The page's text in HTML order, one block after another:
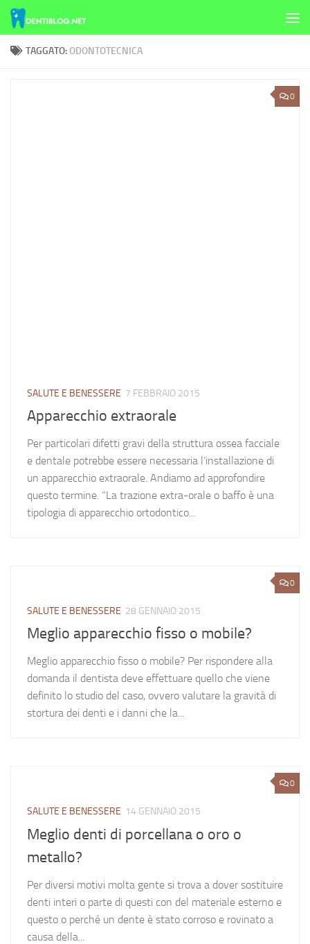
Skip to content
TAGGATO:ODONTOTECNICA
0
SALUTE E BENESSERE 7 FEBBRAIO 2015
Apparecchio extraorale
Per particolari difetti gravi della struttura ossea facciale
e dentale potrebbe essere necessaria l’installazione di
un apparecchio extraorale. Andiamo ad approfondire
questo termine. “La trazione extra-orale o baffo è una
tipologia di apparecchio ortodontico...
0
SALUTE E BENESSERE 28 GENNAIO 2015
Meglio apparecchio fisso o mobile?
Meglio apparecchio fisso o mobile? Per rispondere alla
domanda il dentista deve effettuare quello che viene
definito lo studio del caso, ovvero valutare la gravità di
stortura dei denti e i danni che la...
0
SALUTE E BENESSERE 14 GENNAIO 2015
Meglio denti di porcellana o oro o
metallo?
Per diversi motivi molta gente si trova a dover sostituire
denti interi o parte di questi con del materiale esterno e
questo o perché un dente è stato corroso e rovinato a
causa della...